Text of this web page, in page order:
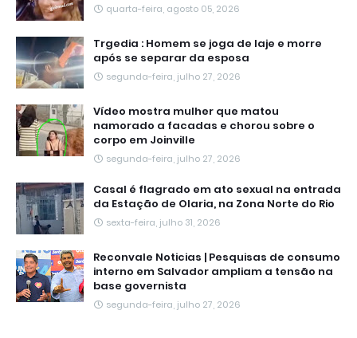
quarta-feira, agosto 05, 2026
Trgedia : Homem se joga de laje e morre
após se separar da esposa
segunda-feira, julho 27, 2026
Vídeo mostra mulher que matou
namorado a facadas e chorou sobre o
corpo em Joinville
segunda-feira, julho 27, 2026
Casal é flagrado em ato sexual na entrada
da Estação de Olaria, na Zona Norte do Rio
sexta-feira, julho 31, 2026
Reconvale Noticias | Pesquisas de consumo
interno em Salvador ampliam a tensão na
base governista
segunda-feira, julho 27, 2026